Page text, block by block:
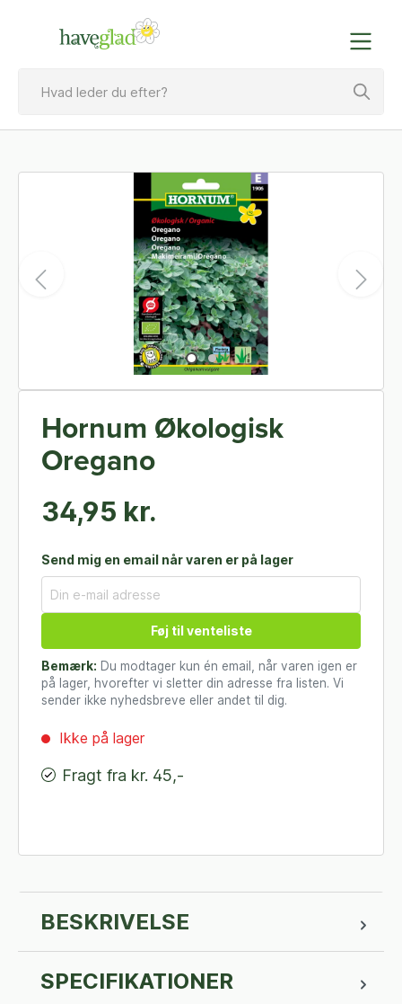
Hornum Økologisk
Oregano
34,95 kr.
Send mig en email når varen er på lager
Føj til venteliste
Bemærk: Du modtager kun én email, når varen igen er
på lager, hvorefter vi sletter din adresse fra listen. Vi
sender ikke nyhedsbreve eller andet til dig.
Ikke på lager
Fragt fra kr. 45,-
BESKRIVELSE
SPECIFIKATIONER